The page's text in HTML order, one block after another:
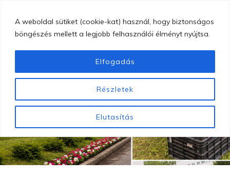
A weboldal sütiket (cookie-kat) használ, hogy biztonságos
böngészés mellett a legjobb felhasználói élményt nyújtsa.
Részletek
Elutasítás
Elfogadás
GYÖNGYÖSI
KÓRHÁZ
Gyöngyösi
Kórház
MENU